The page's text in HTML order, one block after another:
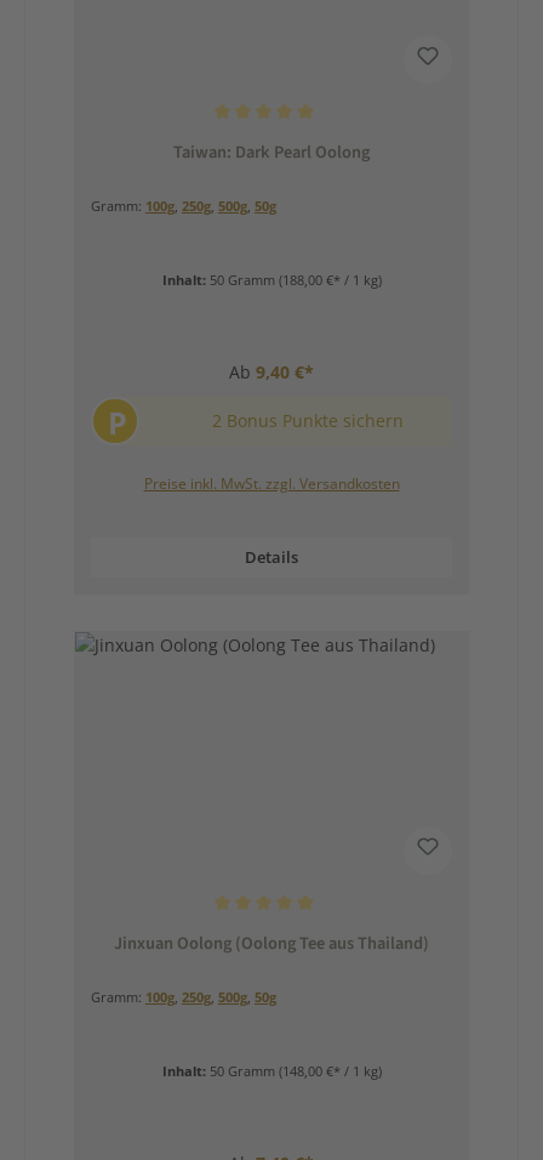
Taiwan: Dark Pearl Oolong
Gramm: 100g, 250g, 500g, 50g
Inhalt: 50 Gramm (188,00 €* / 1 kg)
Ab 9,40 €*
P 2 Bonus Punkte sichern
Preise inkl. MwSt. zzgl. Versandkosten
Details
Jinxuan Oolong (Oolong Tee aus Thailand)
Gramm: 100g, 250g, 500g, 50g
Inhalt: 50 Gramm (148,00 €* / 1 kg)